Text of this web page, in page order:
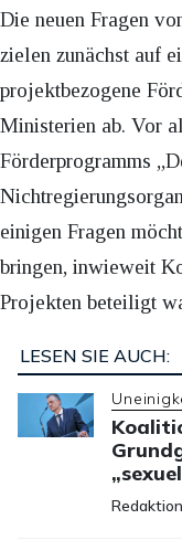
Die neuen Fragen
zielen zunächst auf
projektbezogene
Ministerien ab. Vor
Förderprogramms
einigen Fragen
bringen, inwieweit
Projekten beteiligt
LESEN SIE AUCH:
Redaktion